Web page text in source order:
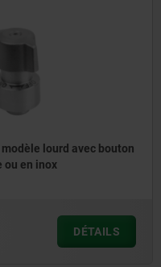
lourd avec bouton
en inox
DÉTAILS